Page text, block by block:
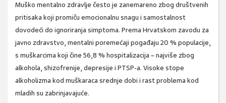
Muško mentalno zdravlje često je zanemareno zbog društvenih
pritisaka koji promiču emocionalnu snagu i samostalnost
dovodeći do ignoriranja simptoma. Prema Hrvatskom zavodu za
javno zdravstvo, mentalni poremećaji pogađaju 20 % populacije,
s muškarcima koji čine 56,8 % hospitalizacija – najviše zbog
alkohola, shizofrenije, depresije i PTSP-a. Visoke stope
alkoholizma kod muškaraca srednje dobi i rast problema kod
mladih su zabrinjavajuće.